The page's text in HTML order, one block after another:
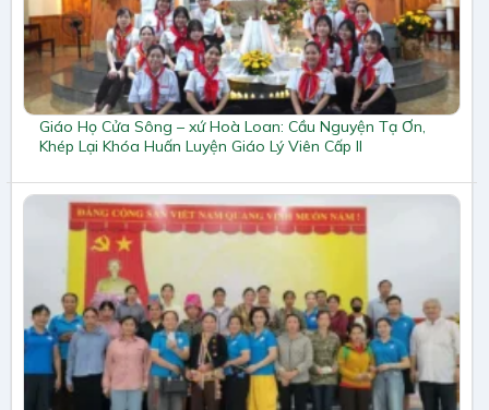
Giáo Họ Cửa Sông – xứ Hoà Loan: Cầu Nguyện Tạ Ơn,
Khép Lại Khóa Huấn Luyện Giáo Lý Viên Cấp II